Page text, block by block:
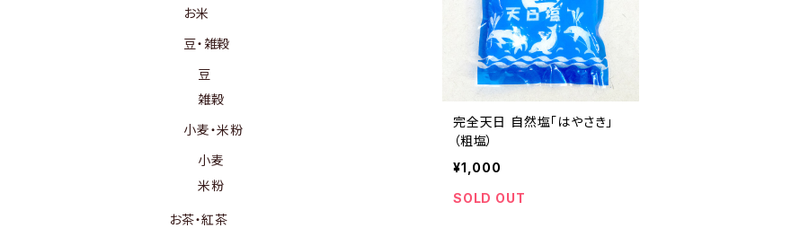
完全天日 自然塩「はやさき」
（粗塩）
¥1,000
SOLD OUT
お米
豆・雑穀
豆
雑穀
小麦・米粉
小麦
米粉
お茶・紅茶